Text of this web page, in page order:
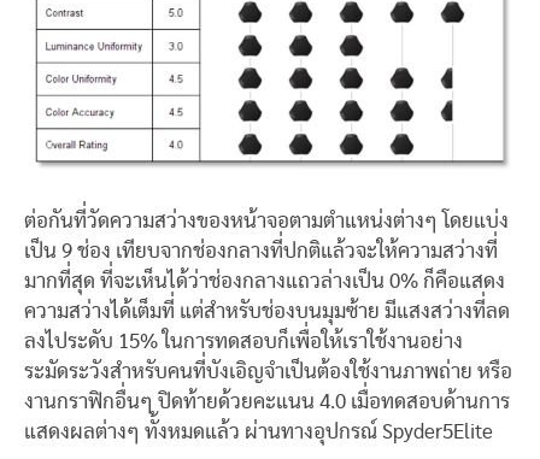
ต่อกันที่วัดความสว่างของหน้าจอตามตำแหน่งต่างๆ โดยแบ่ง
เป็น 9 ช่อง เทียบจากช่องกลางที่ปกติแล้วจะให้ความสว่างที่
มากที่สุด ที่จะเห็นได้ว่าช่องกลางแถวล่างเป็น 0% ก็คือแสดง
ความสว่างได้เต็มที่ แต่สำหรับช่องบนมุมซ้าย มีแสงสว่างที่ลด
ลงไประดับ 15% ในการทดสอบก็เพื่อให้เราใช้งานอย่าง
ระมัดระวังสำหรับคนที่บังเอิญจำเป็นต้องใช้งานภาพถ่าย หรือ
งานกราฟิกอื่นๆ ปิดท้ายด้วยคะแนน 4.0 เมื่อทดสอบด้านการ
แสดงผลต่างๆ ทั้งหมดแล้ว ผ่านทางอุปกรณ์ Spyder5Elite